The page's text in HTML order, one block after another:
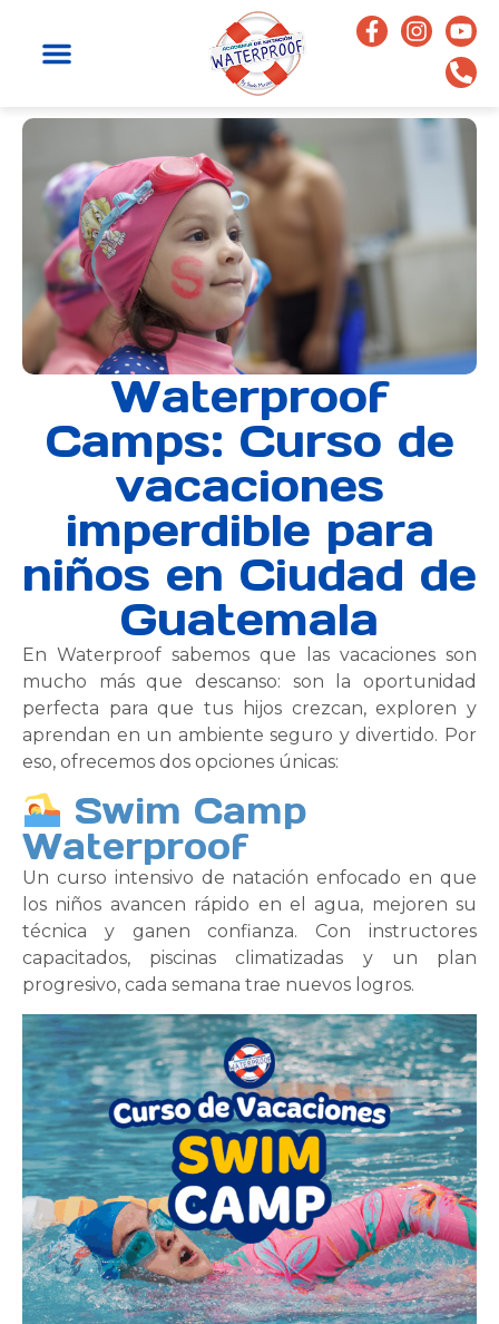
Waterproof
Camps: Curso de
vacaciones
imperdible para
niños en Ciudad de
Guatemala
En Waterproof sabemos que las vacaciones son
mucho más que descanso: son la oportunidad
perfecta para que tus hijos crezcan, exploren y
aprendan en un ambiente seguro y divertido. Por
eso, ofrecemos dos opciones únicas:
Swim Camp
Waterproof
Un curso intensivo de natación enfocado en que
los niños avancen rápido en el agua, mejoren su
técnica y ganen confianza. Con instructores
capacitados, piscinas climatizadas y un plan
progresivo, cada semana trae nuevos logros.